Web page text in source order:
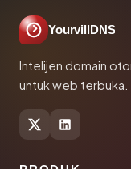
YourvillDNS
Intelijen domain
untuk web terbuka.